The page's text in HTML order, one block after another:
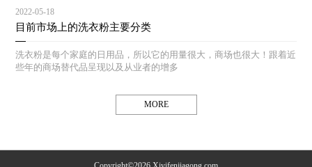
2022-05-18
目前市场上的洗衣粉主要分类
洗衣粉是每个家庭的日用品，所以它的用量很大，商场也很大！跟着近
些年的商场替代品呈现以及从业者的增多
MORE